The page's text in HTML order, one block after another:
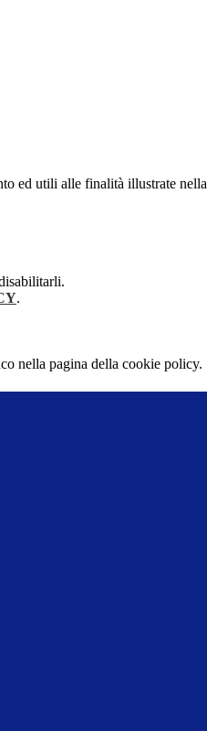
ed utili alle finalità illustrate nella
.
nella pagina della cookie policy.